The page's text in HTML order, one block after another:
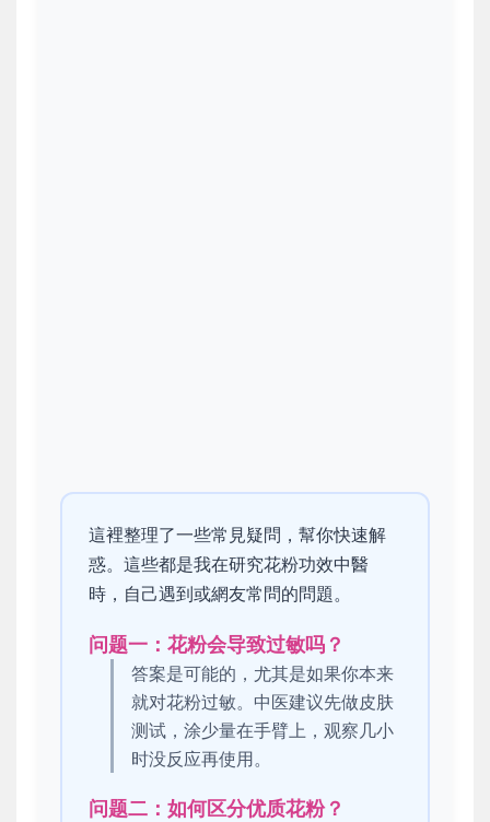
這裡整理了一些常見疑問，幫你快速解
惑。這些都是我在研究花粉功效中醫
時，自己遇到或網友常問的問題。
问题一：花粉会导致过敏吗？
答案是可能的，尤其是如果你本来
就对花粉过敏。中医建议先做皮肤
测试，涂少量在手臂上，观察几小
时没反应再使用。
问题二：如何区分优质花粉？